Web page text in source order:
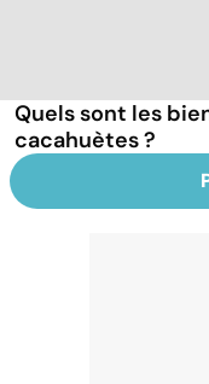
Quels sont les
cacahuètes ?